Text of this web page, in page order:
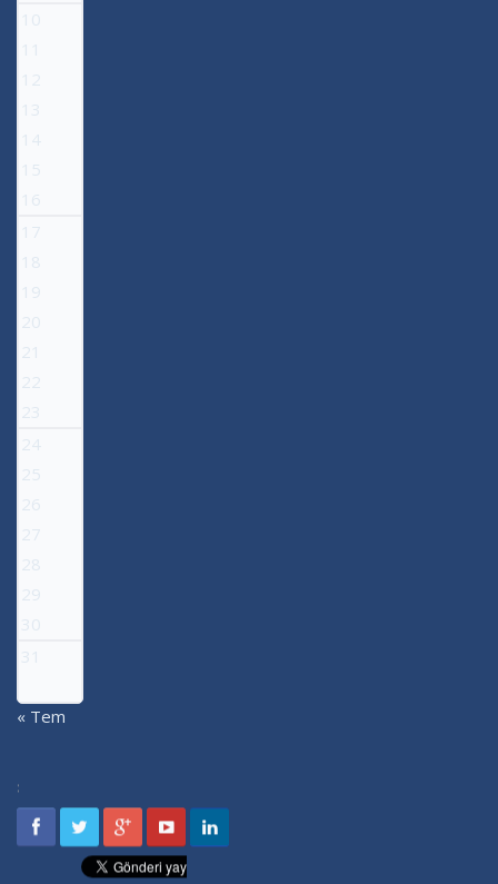
10
11
12
13
14
15
16
17
18
19
20
21
22
23
24
25
26
27
28
29
30
31
« Tem
: